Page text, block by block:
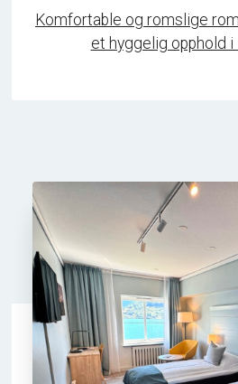
Komfortable og romslige
et hyggelig opphold i